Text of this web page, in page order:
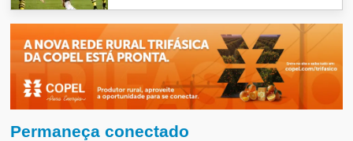
Permaneça conectado